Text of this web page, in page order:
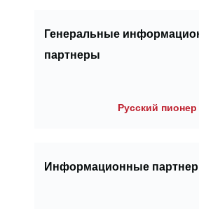
Генеральные
партнеры
Русский пионер
Информационные